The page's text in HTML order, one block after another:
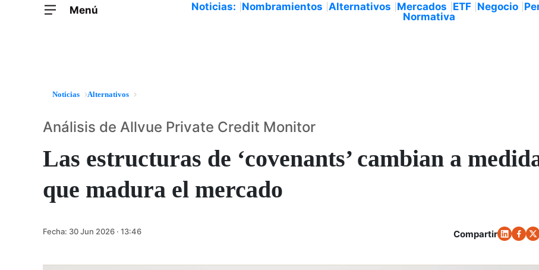
Menú Noticias: Nombramientos Alternativos Mercados ETF Negocio
Normativa
Noticias Alternativos
Las estructuras de ‘covenants’ cambian a
que madura el mercado
Análisis de Allvue Private Credit Monitor
Fecha: 30 Jun 2026 · 13:46 Compartir